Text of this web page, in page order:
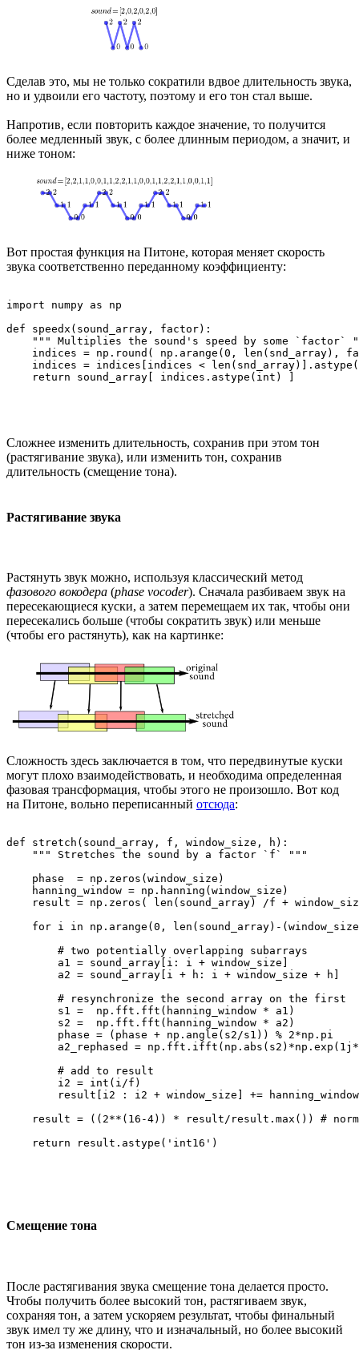
Сделав это, мы не только сократили вдвое длительность звука,
но и удвоили его частоту, поэтому и его тон стал выше.
Напротив, если повторить каждое значение, то получится
более медленный звук, с более длинным периодом, а значит, и
ниже тоном:
Вот простая функция на Питоне, которая меняет скорость
звука соответственно переданному коэффициенту:
import numpy as np
def speedx(sound_array, factor):
""" Multiplies the sound's speed by some `factor`
indices = np.round( np.arange(0, len(snd_array),
indices = indices[indices <
    return sound_array[ indices.astype(int) ]
Cложнее изменить длительность, сохранив при этом тон
(растягивание звука), или изменить тон, сохранив
длительность (смещение тона).
Растягивание звука
Растянуть звук можно, используя классический метод
фазового вокодера (phase vocoder). Сначала разбиваем звук на
пересекающиеся куски, а затем перемещаем их так, чтобы они
пересекались больше (чтобы сократить звук) или меньше
(чтобы его растянуть), как на картинке:
Сложность здесь заключается в том, что передвинутые куски
могут плохо взаимодействовать, и необходима определенная
фазовая трансформация, чтобы этого не произошло. Вот код
на Питоне, вольно переписанный отсюда:
def stretch(sound_array, f, window_size, h):
    """ Stretches the sound by a factor `f` """
    phase  = np.zeros(window_size)
    hanning_window = np.hanning(window_size)
result = np.zeros( len(sound_array) /f +
for i in np.arange(0, len(sound_array)-
        # two potentially overlapping subarrays
        a1 = sound_array[i: i + window_size]
        a2 = sound_array[i + h: i + window_size + h]
        # resynchronize the second array on the first
        s1 =  np.fft.fft(hanning_window * a1)
        s2 =  np.fft.fft(hanning_window * a2)
        phase = (phase + np.angle(s2/s1)) % 2*np.pi
a2_rephased =
        # add to result
        i2 = int(i/f)
result[i2 : i2 + window_size] +=
result = ((2**(16-4)) * result/result.max()) #
    return result.astype('int16')
Смещение тона
После растягивания звука смещение тона делается просто.
Чтобы получить более высокий тон, растягиваем звук,
сохраняя тон, а затем ускоряем результат, чтобы финальный
звук имел ту же длину, что и изначальный, но более высокий
тон из-за изменения скорости.